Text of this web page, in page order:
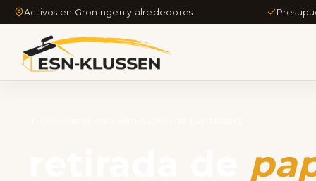
Activos en Groningen y alrededores